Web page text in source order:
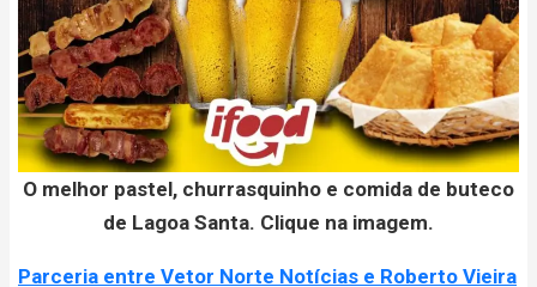
O melhor pastel, churrasquinho e comida de buteco
de Lagoa Santa. Clique na imagem.
Parceria entre Vetor Norte Notícias e Roberto Vieira